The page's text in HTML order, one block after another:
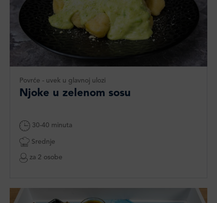
Povrće - uvek u glavnoj ulozi
Njoke u zelenom sosu
30-40 minuta
Srednje
za 2 osobe